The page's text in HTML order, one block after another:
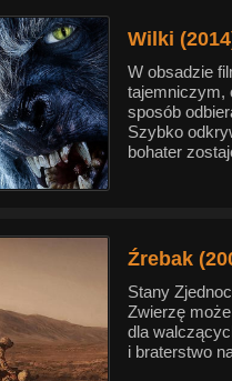
Wilki
W obsadzie
tajemniczym,
sposób
Szybko
bohater
Źrebak
Stany
Zwierzę
dla
i braterstwo